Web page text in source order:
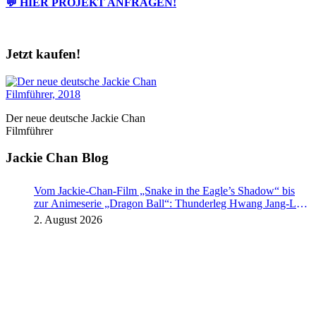
💬 HIER PROJEKT ANFRAGEN!
Jetzt kaufen!
Der neue deutsche Jackie Chan
Filmführer
Jackie Chan Blog
Vom Jackie-Chan-Film „Snake in the Eagle’s Shadow“ bis
zur Animeserie „Dragon Ball“: Thunderleg Hwang Jang-Lee
tritt globale Rechteoffensive los
2. August 2026